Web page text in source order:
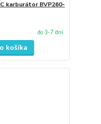
karburátor BVP260-
do 3-7 dní
košíka